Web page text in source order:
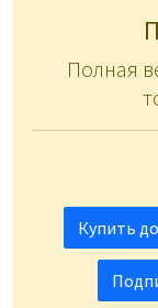
Полная
Купить